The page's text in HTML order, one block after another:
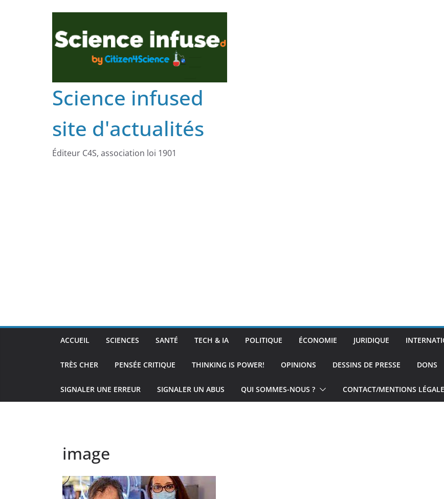
Science infused
site d'actualités
Éditeur C4S, association loi 1901
ACCUEIL SCIENCES SANTÉ TECH & IA POLITIQUE ÉCONOMIE JURIDIQUE
TRÈS CHER PENSÉE CRITIQUE THINKING IS POWER! OPINIONS DESSINS DE PRESSE DONS
SIGNALER UNE ERREUR SIGNALER UN ABUS QUI SOMMES-NOUS ? CONTACT/MENTIONS
image